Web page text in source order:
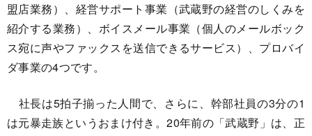
盟店業務）、経営サポート事業（武蔵野の経営のしくみを
紹介する業務）、ボイスメール事業（個人のメールボック
ス宛に声やファックスを送信できるサービス）、プロバイ
ダ事業の4つです。
社長は5拍子揃った人間で、さらに、幹部社員の3分の1
は元暴走族というおまけ付き。20年前の「武蔵野」は、正